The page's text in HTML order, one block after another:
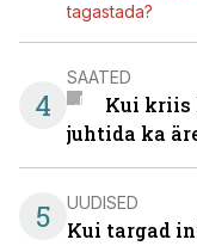
tagastada?
4
SAATED
Kui kriis
juhtida ka
5 UUDISED
Kui targad